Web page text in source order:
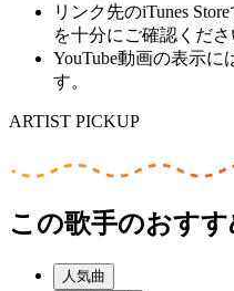
リンク先のiTunes
を十分にご確認くださ
YouTube動画の表示に
す。
ARTIST PICKUP
この歌手のおすす
人気曲